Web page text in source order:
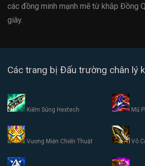
các đồng minh mạnh mẽ từ khắp Đồng
giây.
Các trang bị Đấu trường chân lý
Kiếm Súng Hextech Mũ
Vương Miện Chiến Thuật Vô